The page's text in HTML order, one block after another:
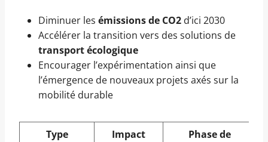
Diminuer les émissions de CO2 d’ici 2030
Accélérer la transition vers des solutions de
transport écologique
Encourager l’expérimentation ainsi que
l’émergence de nouveaux projets axés sur la
mobilité durable
Type
Impact
Phase de